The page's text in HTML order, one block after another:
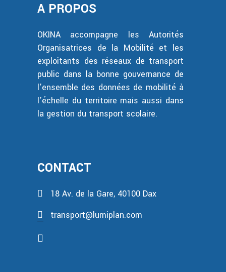
A PROPOS
OKINA accompagne les Autorités
Organisatrices de la Mobilité et les
exploitants des réseaux de transport
public dans la bonne gouvernance de
l’ensemble des données de mobilité à
l’échelle du territoire mais aussi dans
la gestion du transport scolaire.
CONTACT
18 Av. de la Gare, 40100 Dax
transport@lumiplan.com